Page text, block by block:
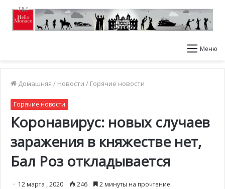
Меню
Домашняя / Новости / Горячие новости
Горячие новости
Коронавирус: новых случаев
заражения в княжестве нет,
Бал Роз откладывается
12 марта , 2020 246 2 минуты на прочтение